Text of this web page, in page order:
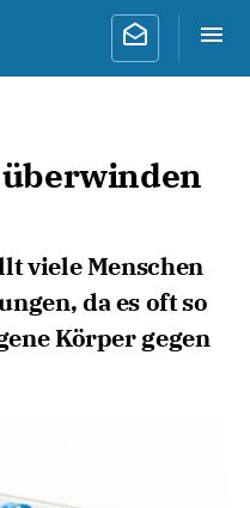
viele Menschen
da es oft so
Körper gegen